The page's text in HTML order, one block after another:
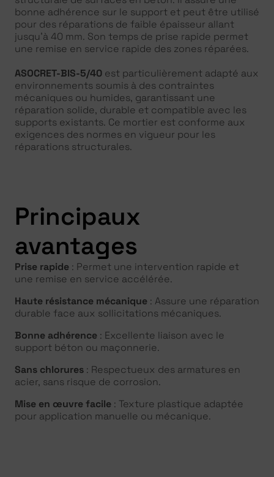
bonne adhérence sur le support et peut être utilisé
pour des réparations de faible épaisseur allant
jusqu’à 40 mm. Son temps de prise rapide permet
une remise en service rapide des zones réparées.
ASOCRET-BIS-5/40 est particulièrement adapté aux
environnements soumis à des contraintes
mécaniques ou humides, garantissant une
réparation solide, durable et compatible avec les
supports existants. Ce mortier est conforme aux
exigences des normes en vigueur pour les
réparations structurales.
Principaux
avantages
Prise rapide : Permet une intervention rapide et
une remise en service accélérée.
Haute résistance mécanique : Assure une réparation
durable face aux sollicitations mécaniques.
Bonne adhérence : Excellente liaison avec le
support béton ou maçonnerie.
Sans chlorures : Respectueux des armatures en
acier, sans risque de corrosion.
Mise en œuvre facile : Texture plastique adaptée
pour application manuelle ou mécanique.